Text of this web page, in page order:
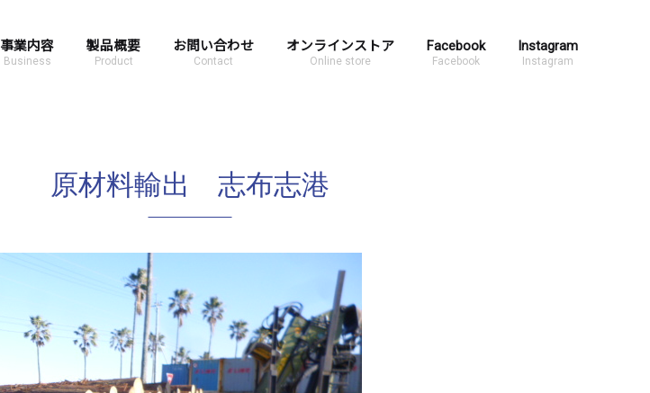
事業内容
Business
製品概要
Product
お問い合わせ
Contact
オンラインストア
Online store
Facebook
Facebook
Instagram
Instagram
原材料輸出 志布志港